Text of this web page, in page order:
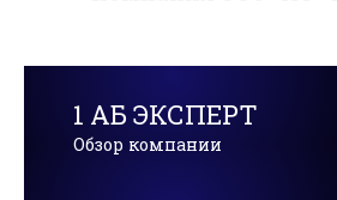
1 АБ ЭКСПЕРТ
Обзор компании